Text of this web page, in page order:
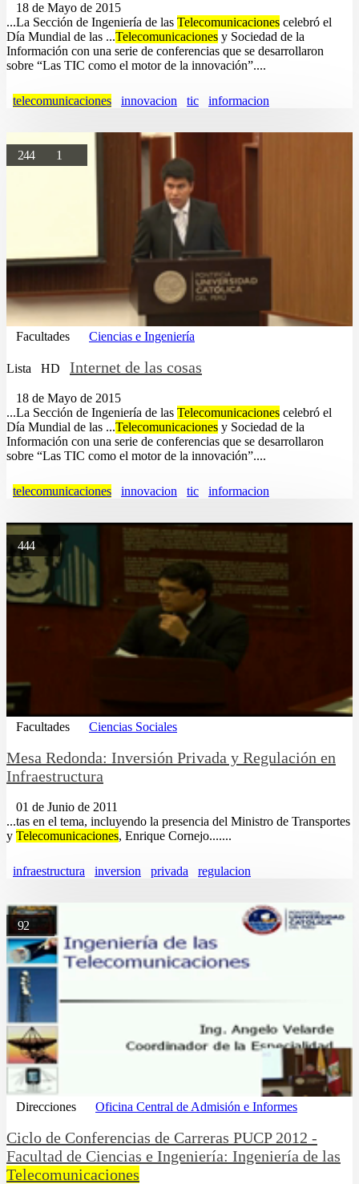
18 de Mayo de 2015
...La Sección de Ingeniería de las Telecomunicaciones celebró el
Día Mundial de las ...Telecomunicaciones y Sociedad de la
Información con una serie de conferencias que se desarrollaron
sobre “Las TIC como el motor de la innovación”....
telecomunicaciones innovacion tic informacion
244 1
Facultades Ciencias e Ingeniería
Lista HD Internet de las cosas
18 de Mayo de 2015
...La Sección de Ingeniería de las Telecomunicaciones celebró el
Día Mundial de las ...Telecomunicaciones y Sociedad de la
Información con una serie de conferencias que se desarrollaron
sobre “Las TIC como el motor de la innovación”....
telecomunicaciones innovacion tic informacion
444
Facultades Ciencias Sociales
Mesa Redonda: Inversión Privada y Regulación en
Infraestructura
01 de Junio de 2011
...tas en el tema, incluyendo la presencia del Ministro de Transportes
y Telecomunicaciones, Enrique Cornejo.......
infraestructura inversion privada regulacion
92
Direcciones Oficina Central de Admisión e Informes
Ciclo de Conferencias de Carreras PUCP 2012 -
Facultad de Ciencias e Ingeniería: Ingeniería de las
Telecomunicaciones